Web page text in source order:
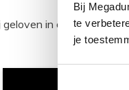
Bij
te
je
in de kracht van